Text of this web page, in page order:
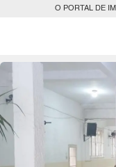
O PORTAL DE